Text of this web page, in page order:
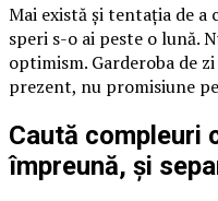
Mai există și tentația de
speri s-o ai peste o lună.
optimism. Garderoba de
prezent, nu promisiune
Caută compleuri
împreună, și